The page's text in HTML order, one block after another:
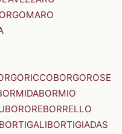
BORGOROSE
BORMIO
BOROREBORRELLO
BORTIGALIBORTIGIADAS